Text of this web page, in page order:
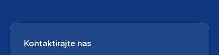
Kontaktirajte nas